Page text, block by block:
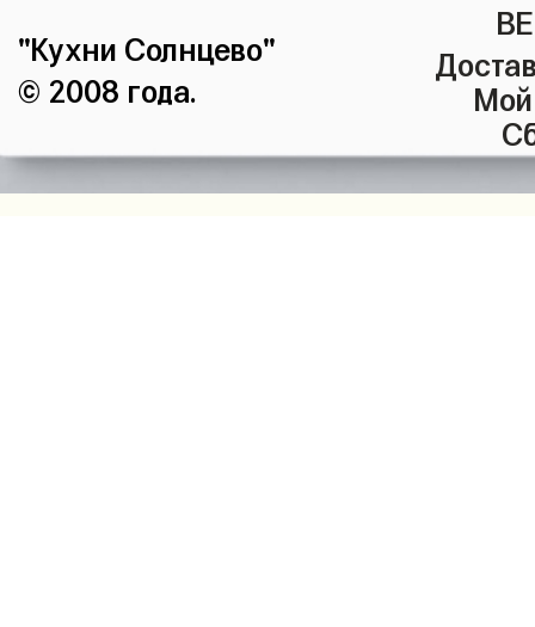
"Кухни Солнцево"
© 2008 года.